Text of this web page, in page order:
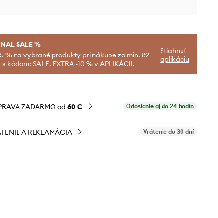
SALE %
% na vybrané produkty pri nákupe za min. 89
kódom: SALE. EXTRA -10 % v APLIKÁCII.
Stiahnuť
aplikáciu
ZADARMO od 60 € Odoslanie aj do 24 hodín
A REKLAMÁCIA Vrátenie do 30 dní